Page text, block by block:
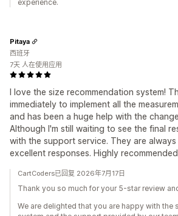
experience.
I love the size recommendation system!
immediately to implement all the
and has been a huge help with the
Although I'm still waiting to see the final
with the support service. They are
excellent responses. Highly
Pitaya
西班牙
7天 人在使用应用
CartCoders已回复 2026年7月17日
Thank you so much for your 5-star review
We are delighted that you are happy with the